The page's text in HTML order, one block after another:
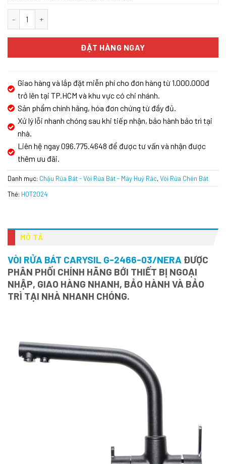
ĐẶT HÀNG NGAY
Giao hàng và lắp đặt miễn phí cho đơn hàng từ 1.000.000đ
trở lên tại TP.HCM và khu vực có chi nhánh.
Sản phẩm chính hãng, hóa đơn chứng từ đầy đủ.
Xử lý lỗi nhanh chóng sau khi tiếp nhận, bảo hành bảo trì tại
nhà.
Liên hệ ngay 096.775.4648 để được tư vấn và nhận được
thêm ưu đãi.
Danh mục: Chậu Rửa Bát - Vòi Rửa Bát - Máy Huỷ Rác,Vòi Rửa Chén Bát
Thẻ: HOT2024
MÔ TẢ
VÒI RỬA BÁT CARYSIL G-2466-03/NERA ĐƯỢC
PHÂN PHỐI CHÍNH HÃNG BỚI THIẾT BỊ NGOẠI
NHẬP, GIAO HÀNG NHANH, BẢO HÀNH VÀ BẢO
TRÌ TẠI NHÀ NHANH CHÓNG.